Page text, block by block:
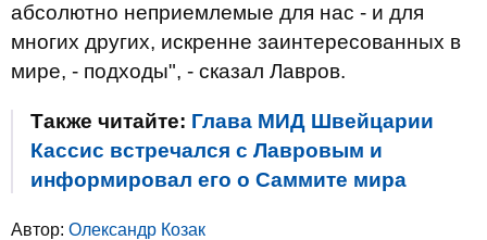
абсолютно неприемлемые для нас - и для
многих других, искренне заинтересованных в
мире, - подходы", - сказал Лавров.
Также читайте: Глава МИД Швейцарии
Кассис встречался с Лавровым и
информировал его о Саммите мира
Автор: Олександр Козак